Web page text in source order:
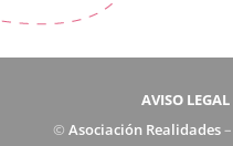
AVISO LEGAL
© Asociación Realidades–